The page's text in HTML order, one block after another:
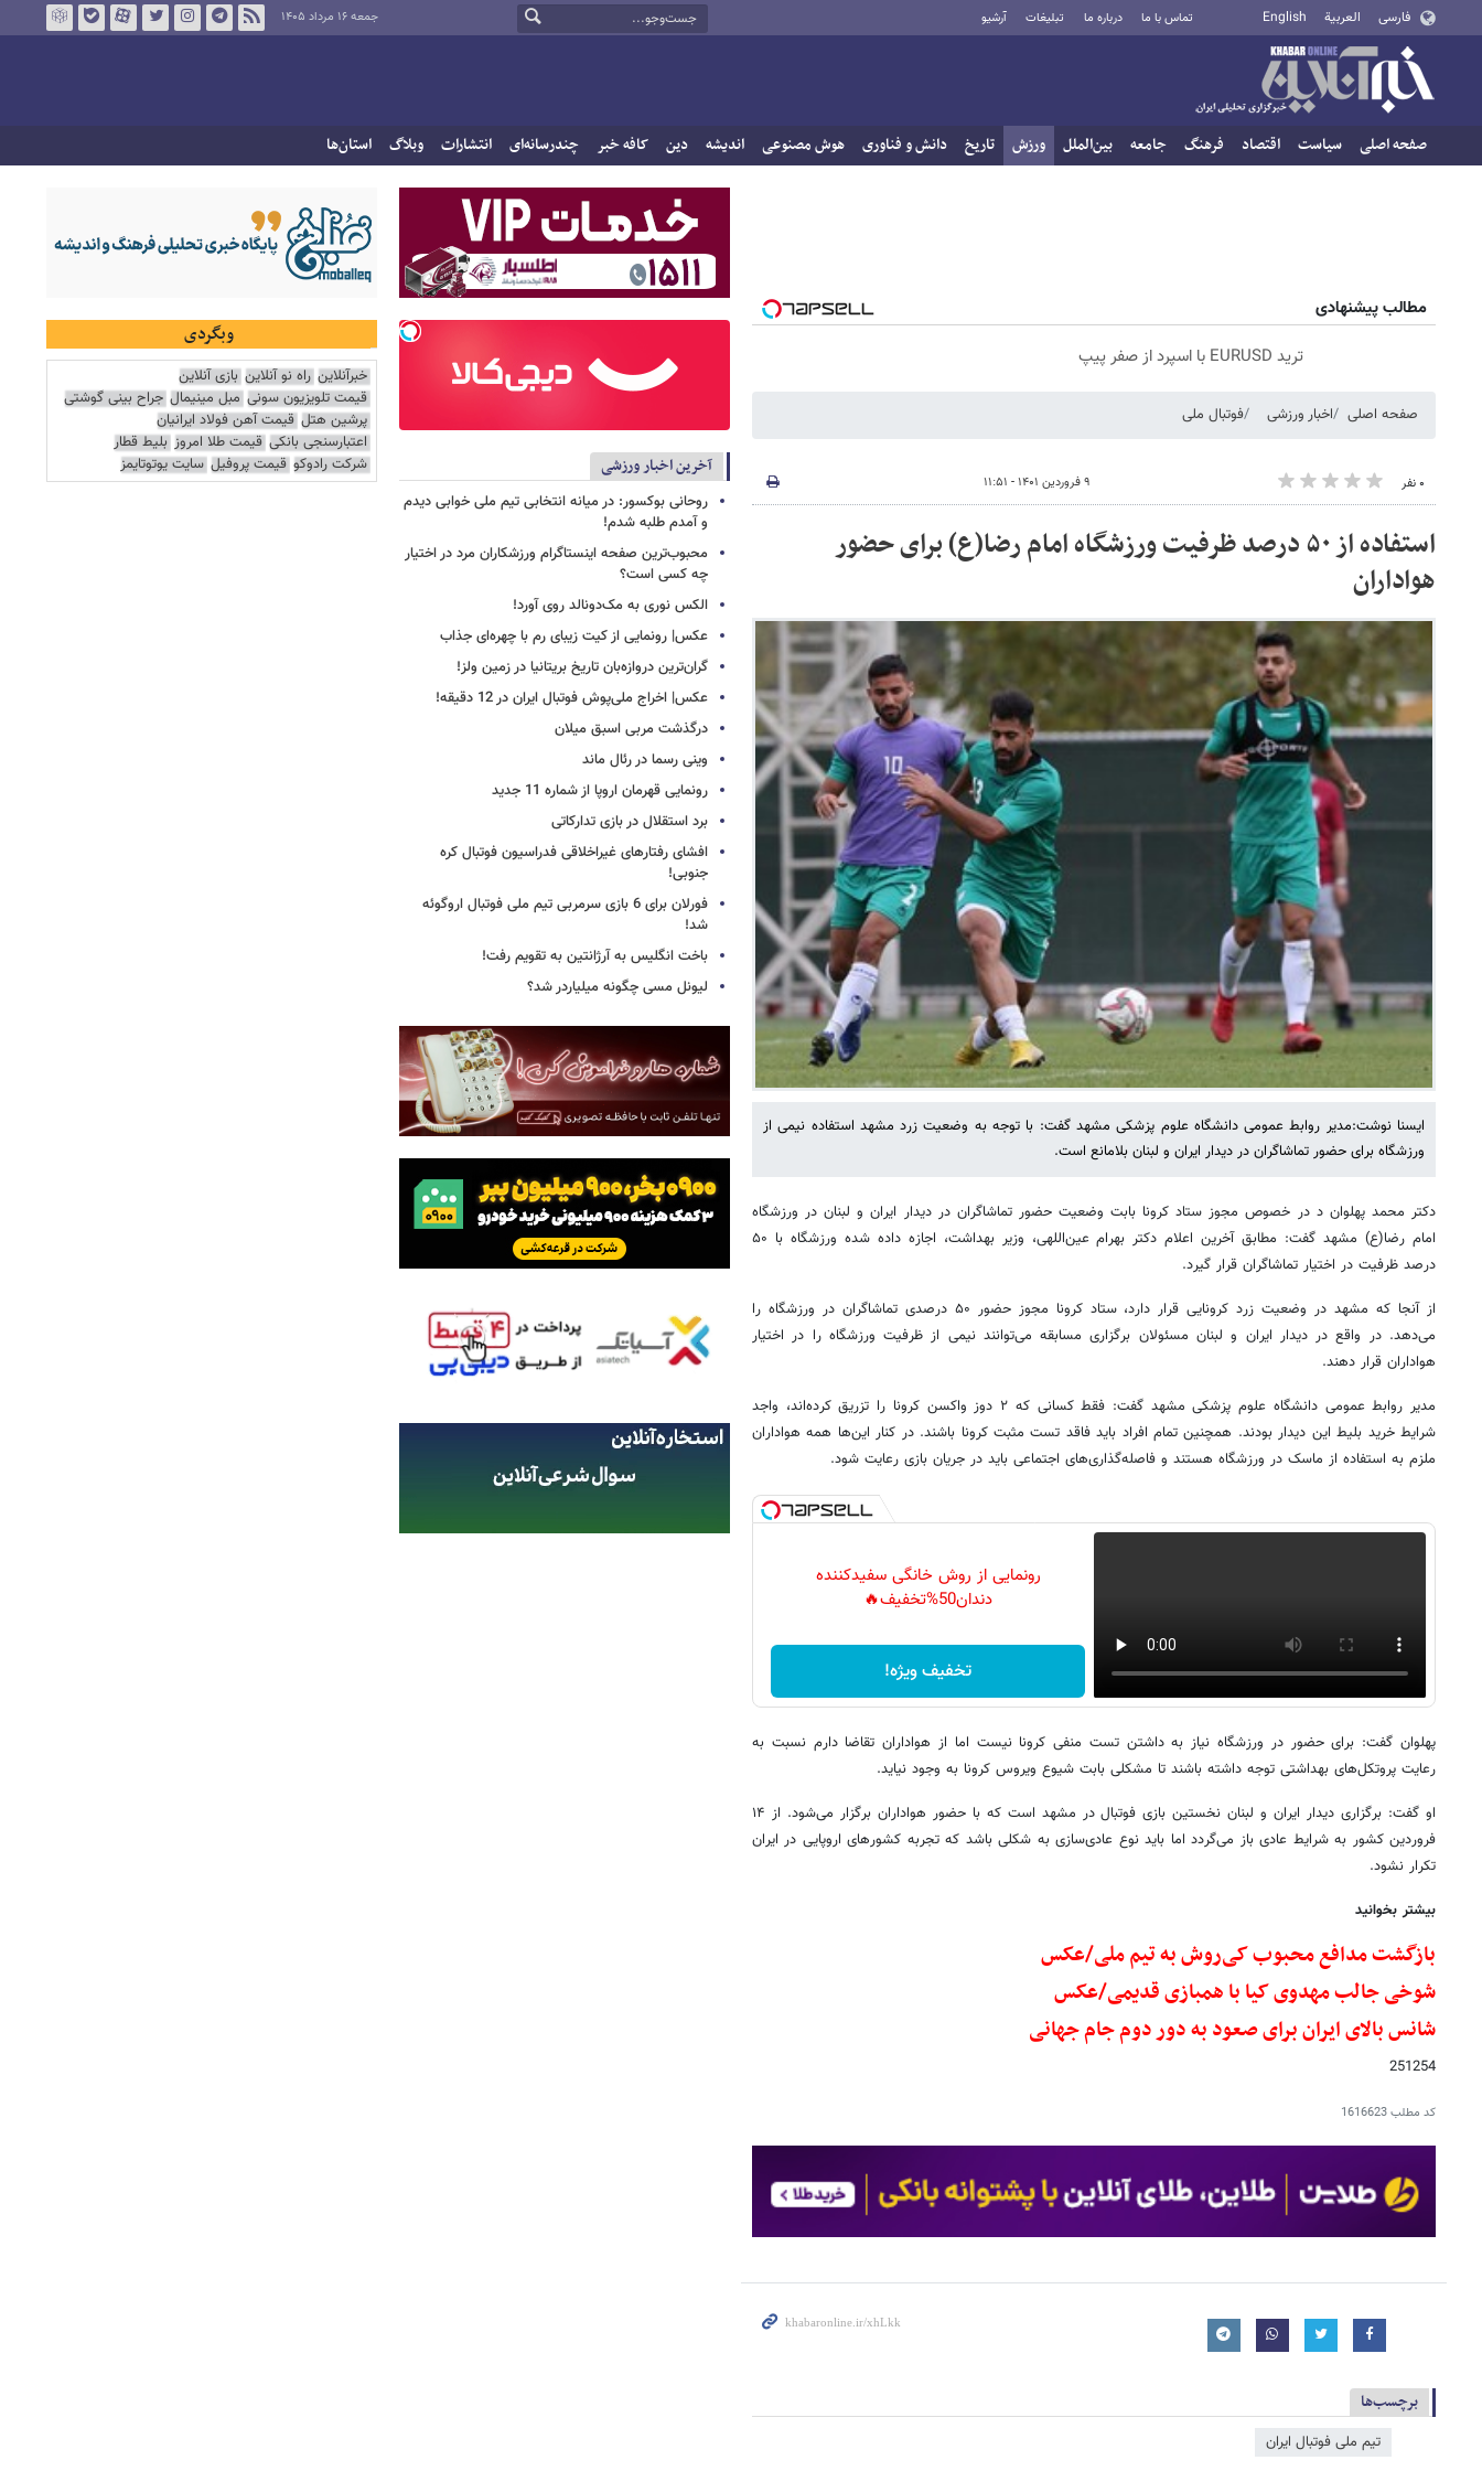
فارسی العربية English تماس با ما درباره ما تبلیغات آرشیو جمعه ۱۶ مرداد ۱۴۰۵
صفحه اصلی سیاست اقتصاد فرهنگ جامعه بین‌الملل ورزش تاریخ دانش و فناوری هوش مصنوعی اندیشه دین کافه خبر چندرسانه‌ای انتشارات وبلاگ استان‌ها
مطالب پیشنهادی
ترید EURUSD با اسپرد از صفر پیپ
صفحه اصلی اخبار ورزشی فوتبال ملی
۰ نفر ۹ فروردین ۱۴۰۱ - ۱۱:۵۱
استفاده از ۵۰ درصد ظرفیت ورزشگاه امام رضا(ع) برای حضور
هواداران
ایسنا نوشت:مدیر روابط عمومی دانشگاه علوم پزشکی مشهد گفت: با توجه به وضعیت زرد مشهد استفاده نیمی از
ورزشگاه برای حضور تماشاگران در دیدار ایران و لبنان بلامانع است.
دکتر محمد پهلوان د در خصوص مجوز ستاد کرونا بابت وضعیت حضور تماشاگران در دیدار ایران و لبنان در ورزشگاه
امام رضا(ع) مشهد گفت: مطابق آخرین اعلام دکتر بهرام عین‌اللهی، وزیر بهداشت، اجازه داده شده ورزشگاه با ۵۰
درصد ظرفیت در اختیار تماشاگران قرار گیرد.
از آنجا که مشهد در وضعیت زرد کرونایی قرار دارد، ستاد کرونا مجوز حضور ۵۰ درصدی تماشاگران در ورزشگاه را
می‌دهد. در واقع در دیدار ایران و لبنان مسئولان برگزاری مسابقه می‌توانند نیمی از ظرفیت ورزشگاه را در اختیار
هواداران قرار دهند.
مدیر روابط عمومی دانشگاه علوم پزشکی مشهد گفت: فقط کسانی که ۲ دوز واکسن کرونا را تزریق کرده‌اند، واجد
شرایط خرید بلیط این دیدار بودند. همچنین تمام افراد باید فاقد تست مثبت کرونا باشند. در کنار این‌ها همه هواداران
ملزم به استفاده از ماسک در ورزشگاه هستند و فاصله‌گذاری‌های اجتماعی باید در جریان بازی رعایت شود.
رونمایی از روش خانگی سفیدکننده
دندان50%تخفیف🔥
تخفیف ویژه!
پهلوان گفت: برای حضور در ورزشگاه نیاز به داشتن تست منفی کرونا نیست اما از هواداران تقاضا دارم نسبت به
رعایت پروتکل‌های بهداشتی توجه داشته باشند تا مشکلی بابت شیوع ویروس کرونا به وجود نیاید.
او گفت: برگزاری دیدار ایران و لبنان نخستین بازی فوتبال در مشهد است که با حضور هواداران برگزار می‌شود. از ۱۴
فروردین کشور به شرایط عادی باز می‌گردد اما باید نوع عادی‌سازی به شکلی باشد که تجربه کشورهای اروپایی در ایران
تکرار نشود.
بیشتر بخوانید
بازگشت مدافع محبوب کی‌روش به تیم ملی/عکس
شوخی جالب مهدوی کیا با همبازی قدیمی/عکس
شانس بالای ایران برای صعود به دور دوم جام جهانی
251254
کد مطلب1616623
برچسب‌ها
تیم ملی فوتبال ایران
آخرین اخبار ورزشی
روحانی بوکسور: در میانه انتخابی تیم ملی خوابی دیدم
و آمدم طلبه شدم!
محبوب‌ترین صفحه اینستاگرام ورزشکاران مرد در اختیار
چه کسی است؟
الکس نوری به مک‌دونالد روی آورد!
عکس| رونمایی از کیت زیبای رم با چهره‌ای جذاب
گران‌ترین دروازه‌بان تاریخ بریتانیا در زمین ولز!
عکس| اخراج ملی‌پوش فوتبال ایران در 12 دقیقه!
درگذشت مربی اسبق میلان
وینی رسما در رئال ماند
رونمایی قهرمان اروپا از شماره 11 جدید
برد استقلال در بازی تدارکاتی
افشای رفتارهای غیراخلاقی فدراسیون فوتبال کره
جنوبی!
فورلان برای 6 بازی سرمربی تیم ملی فوتبال اروگوئه
شد!
باخت انگلیس به آرژانتین به تقویم رفت!
لیونل مسی چگونه میلیاردر شد؟
وبگردی
خبرآنلاین راه نو آنلاین بازی آنلاین
قیمت تلویزیون سونی مبل مینیمال جراح بینی گوشتی
پرشین هتل قیمت آهن فولاد ایرانیان
اعتبارسنجی بانکی قیمت طلا امروز بلیط قطار
شرکت رادوکو قیمت پروفیل سایت یوتوتایمز